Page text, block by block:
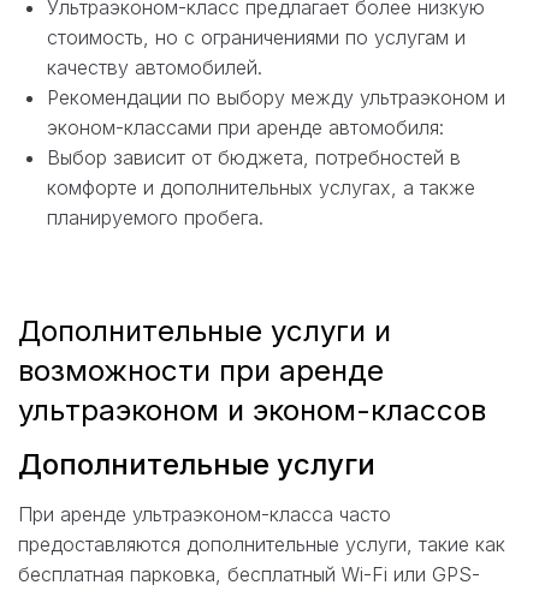
Ультраэконом-класс предлагает более низкую
стоимость, но с ограничениями по услугам и
качеству автомобилей.
Рекомендации по выбору между ультраэконом и
эконом-классами при аренде автомобиля:
Выбор зависит от бюджета, потребностей в
комфорте и дополнительных услугах, а также
планируемого пробега.
Дополнительные услуги и
возможности при аренде
ультраэконом и эконом-классов
Дополнительные услуги
При аренде ультраэконом-класса часто
предоставляются дополнительные услуги, такие как
бесплатная парковка, бесплатный Wi-Fi или GPS-